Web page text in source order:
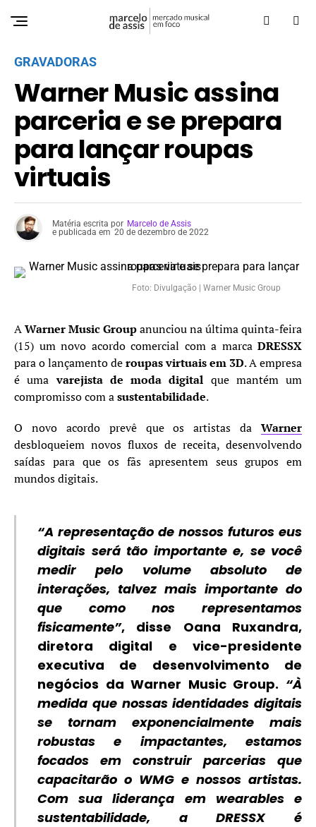
GRAVADORAS
Warner Music assina
parceria e se prepara
para lançar roupas
virtuais
Matéria escrita por Marcelo de Assis
e publicada em 20 de dezembro de 2022
Foto: Divulgação | Warner Music Group
AWarner Music Groupanunciou na última quinta-feira
(15) um novo acordo comercial com a marca DRESSX
para o lançamento deroupas virtuais em 3D. A empresa
é umavarejista de moda digital que mantém um
compromisso com asustentabilidade.
O novo acordo prevê que os artistas da Warner
desbloqueiem novos fluxos de receita, desenvolvendo
saídas para que os fãs apresentem seus grupos em
mundos digitais.
“A representação de nossos futuros eus
digitais será tão importante e, se você
medir pelo volume absoluto de
interações, talvez mais importante do
que como nos representamos
fisicamente”, disse Oana Ruxandra,
diretora digital e vice-presidente
executiva de desenvolvimento de
negócios daWarner Music Group. “À
medida que nossas identidades digitais
se tornam exponencialmente mais
robustas e impactantes, estamos
focados em construir parcerias que
capacitarão o WMG e nossos artistas.
Com sua liderança em wearables e
sustentabilidade, a DRESSX é